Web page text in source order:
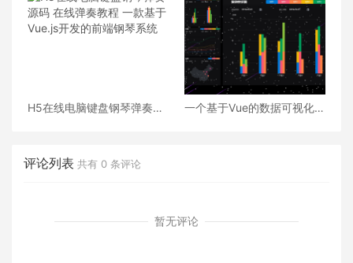
H5在线电脑键盘钢琴弹奏源
一个基于Vue的数据可视化
评论列表 共有 0 条评论
暂无评论